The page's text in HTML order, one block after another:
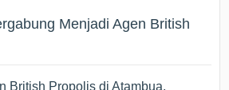
Menjadi Agen British
British Propolis di Atambua,